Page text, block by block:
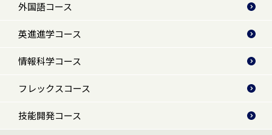
外国語コース
英進進学コース
情報科学コース
フレックスコース
技能開発コース